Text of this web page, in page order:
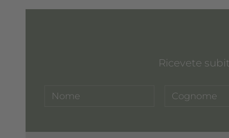
Ricevete